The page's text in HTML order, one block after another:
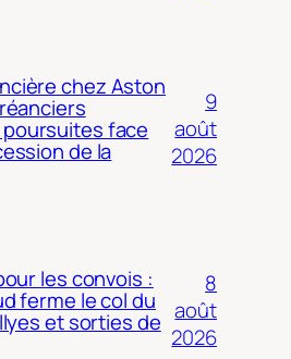
chez Aston
face
de la
9
août
2026
les convois :
ferme le col du
et sorties de
8
août
2026